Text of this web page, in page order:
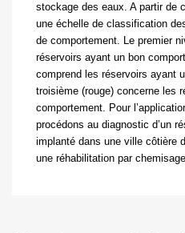
stockage des eaux. A partir de
une échelle de classification
de comportement. Le premier
réservoirs ayant un bon
comprend les réservoirs ayant
troisième (rouge) concerne les
comportement. Pour
procédons au diagnostic d’un
implanté dans une ville côtière
une réhabilitation par